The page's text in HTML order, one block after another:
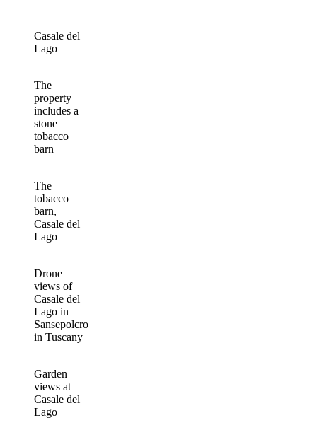
Casale del
Lago
The
property
includes a
stone
tobacco
barn
The
tobacco
barn,
Casale del
Lago
Drone
views of
Casale del
Lago in
Sansepolcro
in Tuscany
Garden
views at
Casale del
Lago